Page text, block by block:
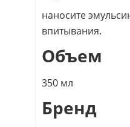
наносите
впитывания.
Объем
350 мл
Бренд